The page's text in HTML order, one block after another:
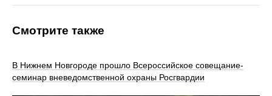
Смотрите также
В Нижнем Новгороде прошло Всероссийское совещание-
семинар вневедомственной охраны Росгвардии